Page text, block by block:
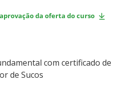
da oferta do curso
com certificado de
de Sucos